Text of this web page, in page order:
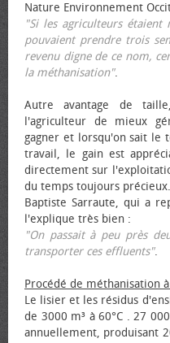
Nature Environnement
"Si les agriculteurs
pouvaient prendre trois
revenu digne de ce nom,
la méthanisation".
Autre avantage de
l'agriculteur de mieux
gagner et lorsqu'on sait le
travail, le gain est
directement sur
du temps toujours précieux.
Baptiste Sarraute, qui a
l'explique très bien :
"On passait à peu près
transporter ces effluents".
Procédé de méthanisation
Le lisier et les résidus
de 3000 m³ à 60°C . 27
annuellement, produisant